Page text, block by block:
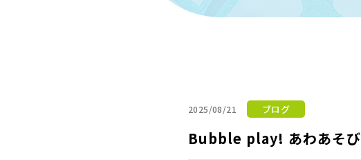
2025/08/21 ブログ
Bubble play! あわあそび